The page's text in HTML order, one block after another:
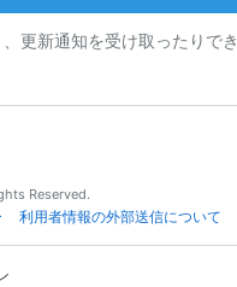
更新通知を受け取ったりでき
Reserved.
利用者情報の外部送信について